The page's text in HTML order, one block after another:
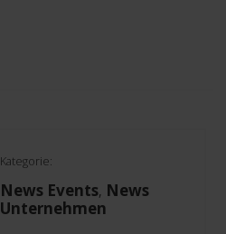
Kategorie:
News Events, News
Unternehmen